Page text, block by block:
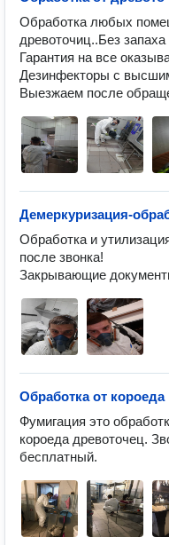
Обработка любых
древоточиц..Без
Гарантия на все
Дезинфекторы с
Выезжаем после
Демеркуризация-
Обработка и
после звонка!
Закрывающие
Обработка от короеда
Фумигация это
короеда древоточец.
бесплатный.